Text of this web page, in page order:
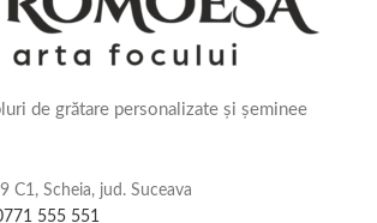
de grătare personalizate și șeminee
C1, Scheia, jud. Suceava
555 551